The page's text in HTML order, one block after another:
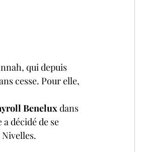
qui depuis
cesse. Pour elle,
Benelux dans
décidé de se